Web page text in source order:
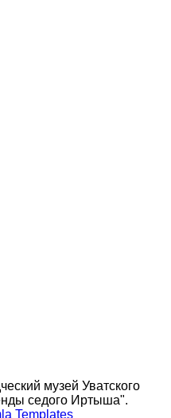
музей Уватского
седого Иртыша".
Templates